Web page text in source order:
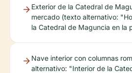
Exterior de la Catedral de
mercado (texto alternativo:
la Catedral de Maguncia en la
Nave interior con columnas
alternativo: "Interior de la